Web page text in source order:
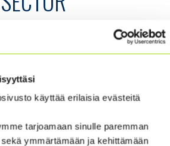
käyttää erilaisia evästeitä
tarjoamaan sinulle paremman
ymmärtämään ja kehittämään
tarkastuksen toimintaohjeen
IIA:n sivuilta (vaatii
Model Internal Audit Charter